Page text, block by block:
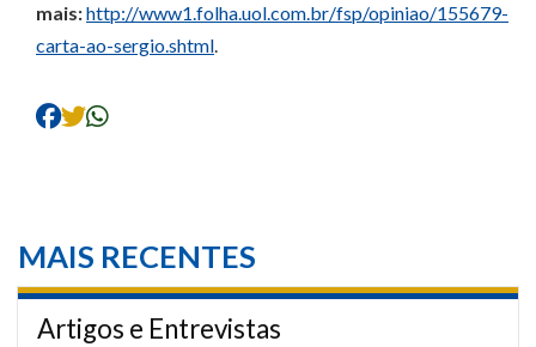
mais:http://www1.folha.uol.com.br/fsp/opiniao/155679-
carta-ao-sergio.shtml.
MAIS RECENTES
Artigos e Entrevistas